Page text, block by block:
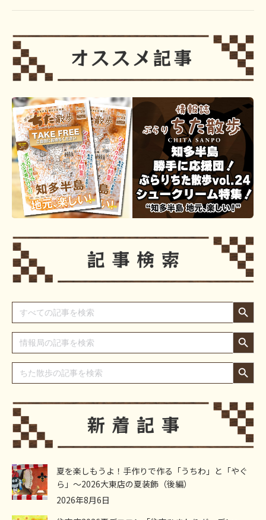
Search
for:
Search Button
Search
for:
Search Button
Search
for:
Search Button
夏を楽しもうよ！手作りで作る「うちわ」と「やぐ
ら」～2026大東店の夏装飾（後編）
2026年8月6日